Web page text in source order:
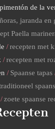
pimentón de la
jaranda en
Paella
recepten met
recepten met
Spaanse tapas
zoete spaanse